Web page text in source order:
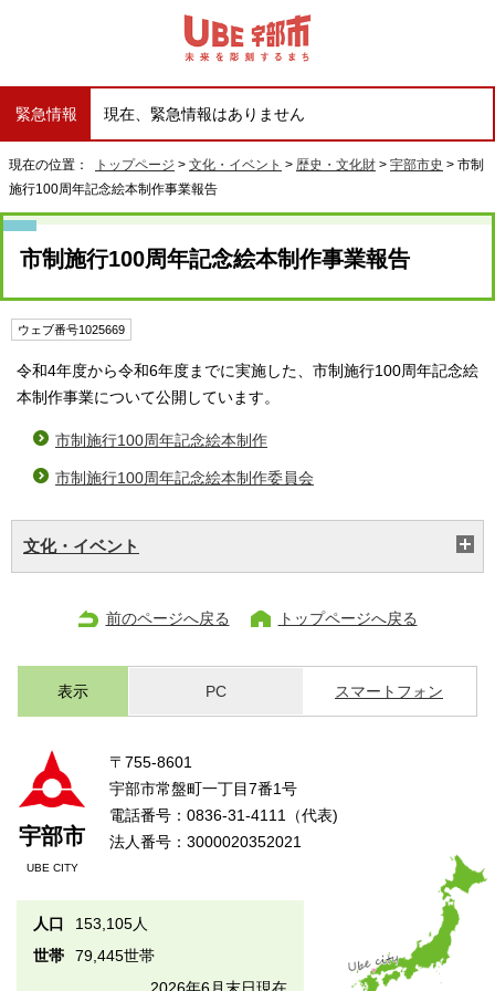
緊急情報 現在、緊急情報はありません
現在の位置： トップページ > 文化・イベント > 歴史・文化財 > 宇部市史 > 市制
施行100周年記念絵本制作事業報告
市制施行100周年記念絵本制作事業報告
ウェブ番号1025669
令和4年度から令和6年度までに実施した、市制施行100周年記念絵
本制作事業について公開しています。
市制施行100周年記念絵本制作
市制施行100周年記念絵本制作委員会
文化・イベント
前のページへ戻る トップページへ戻る
表示 PC スマートフォン
宇部市
UBE CITY
〒755-8601
宇部市常盤町一丁目7番1号
電話番号：0836-31-4111（代表)
法人番号：3000020352021
人口
153,105人
世帯
79,445世帯
2026年6月末日現在